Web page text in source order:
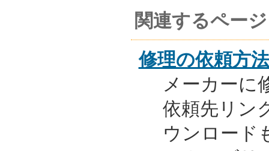
関連するページ
修理の依頼方法
メーカーに
依頼先リン
ウンロード